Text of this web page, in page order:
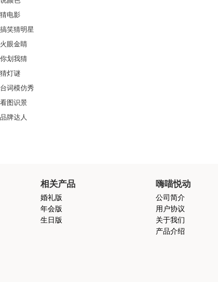
猜电影
搞笑猜明星
火眼金睛
你划我猜
猜灯谜
台词模仿秀
看图识景
品牌达人
相关产品
婚礼版
年会版
生日版
嗨喵悦动
公司简介
用户协议
关于我们
产品介绍